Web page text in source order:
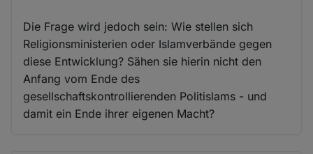
Die Frage wird jedoch sein: Wie stellen sich
Religionsministerien oder Islamverbände gegen
diese Entwicklung? Sähen sie hierin nicht den
Anfang vom Ende des
gesellschaftskontrollierenden Politislams - und
damit ein Ende ihrer eigenen Macht?